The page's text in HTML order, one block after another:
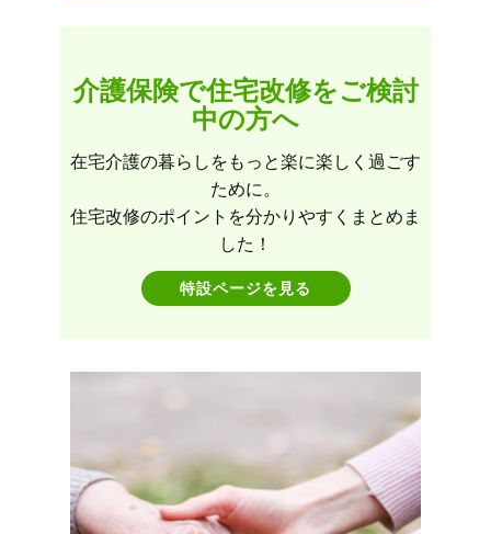
介護保険で住宅改修をご検討
中の方へ
在宅介護の暮らしをもっと楽に楽しく過ごす
ために。
住宅改修のポイントを分かりやすくまとめま
した！
特設ページを見る